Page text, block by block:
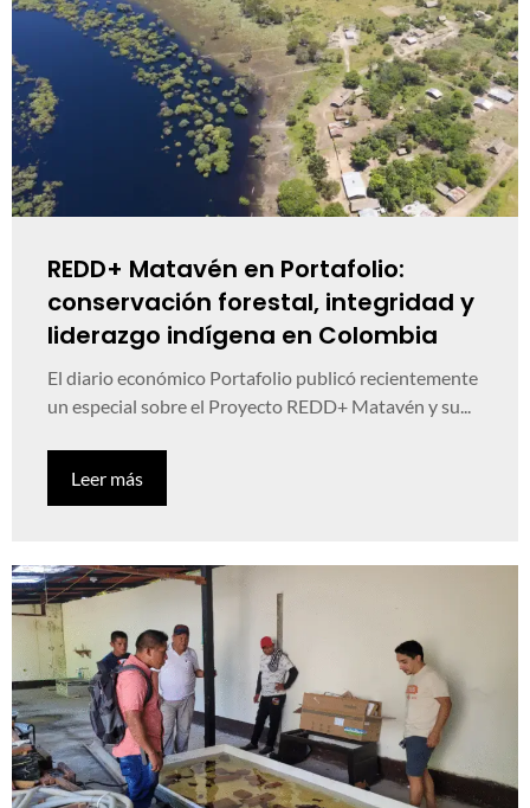
REDD+ Matavén en Portafolio:
conservación forestal, integridad y
liderazgo indígena en Colombia
El diario económico Portafolio publicó recientemente
un especial sobre el Proyecto REDD+ Matavén y su...
Leer más